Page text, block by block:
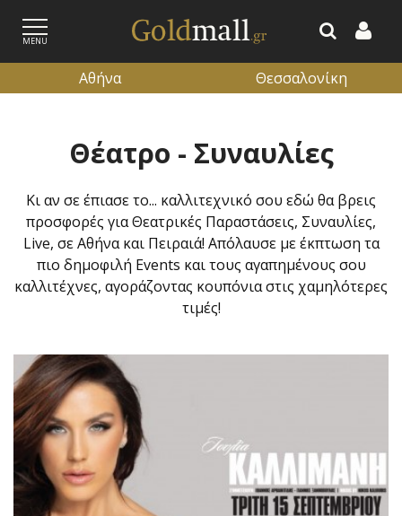
MENU
Αθήνα Θεσσαλονίκη
Θέατρο - Συναυλίες
Κι αν σε έπιασε το... καλλιτεχνικό σου εδώ θα βρεις
προσφορές για Θεατρικές Παραστάσεις, Συναυλίες,
Live, σε Αθήνα και Πειραιά! Απόλαυσε με έκπτωση τα
πιο δημοφιλή Events και τους αγαπημένους σου
καλλιτέχνες, αγοράζοντας κουπόνια στις χαμηλότερες
τιμές!